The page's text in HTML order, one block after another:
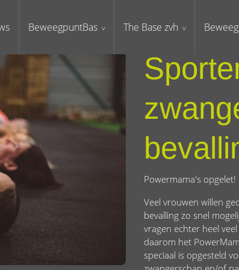
BeweegpuntBas The Base zvh
Powermama's opgelet!
Veel vrouwen willen
bevalling zo snel
vragen echter heel
daarom het
speciaal is opgesteld